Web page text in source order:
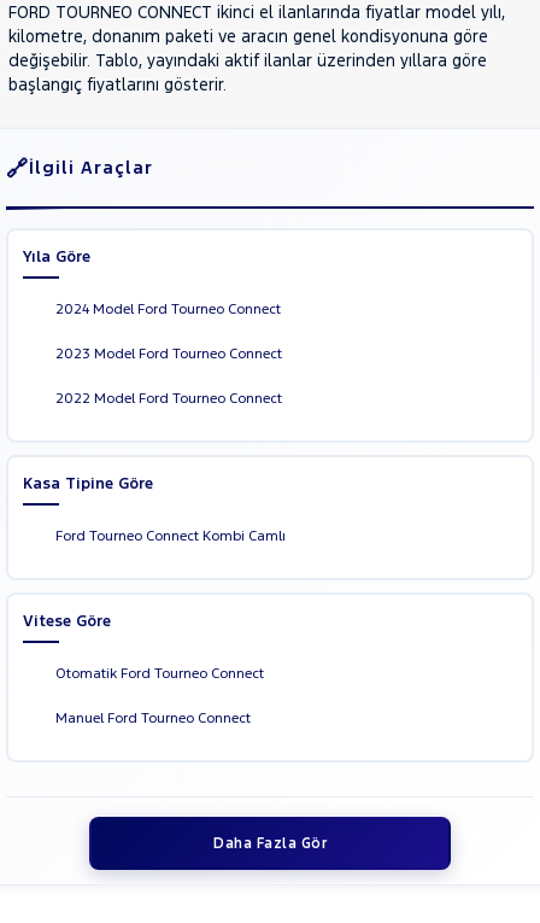
FORD TOURNEO CONNECT ikinci el ilanlarında fiyatlar model yılı,
kilometre, donanım paketi ve aracın genel kondisyonuna göre
değişebilir. Tablo, yayındaki aktif ilanlar üzerinden yıllara göre
başlangıç fiyatlarını gösterir.
İlgili Araçlar
Yıla Göre
2024 Model Ford Tourneo Connect
2023 Model Ford Tourneo Connect
2022 Model Ford Tourneo Connect
Kasa Tipine Göre
Ford Tourneo Connect Kombi Camlı
Vitese Göre
Otomatik Ford Tourneo Connect
Manuel Ford Tourneo Connect
Daha Fazla Gör